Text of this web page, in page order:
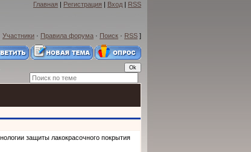
Главная | Регистрация | Вход | RSS
Участники · Правила форума · Поиск · RSS ]
защиты лакокрасочного покрытия